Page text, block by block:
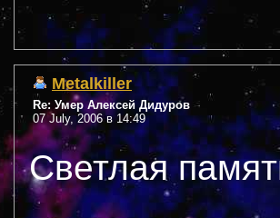
Metalkiller
Re: Умер Алексей Дидуров
07 July, 2006 в 14:49
Светлая